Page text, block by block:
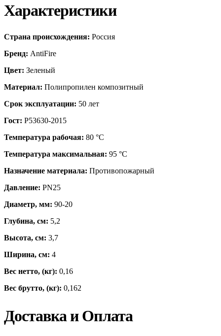
Характеристики
Страна происхождения: Россия
Бренд: AntiFire
Цвет: Зеленый
Материал: Полипропилен композитный
Срок эксплуатации: 50 лет
Гост: Р53630-2015
Температура рабочая: 80 °С
Температура максимальная: 95 °С
Назначение материала: Противопожарный
Давление: PN25
Диаметр, мм: 90-20
Глубина, см: 5,2
Высота, см: 3,7
Ширина, см: 4
Вес нетто, (кг): 0,16
Вес брутто, (кг): 0,162
Доставка и Оплата